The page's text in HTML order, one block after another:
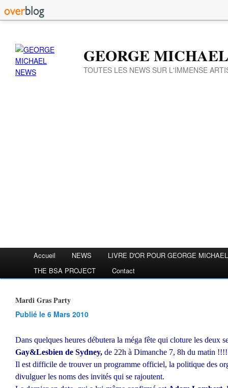
GEORGE
TOUTES LES NEWS SUR L'IMMENSE
Accueil NEWS
LIVRE D'OR POUR GEORGE MICHAEL
THE BSA PROJECT
Contact
Mardi Gras Party
Publié le 6 Mars 2010
Dans quelques heures débutera la méga fête qui cloture les deux
Gay&Lesbien de Sydney, de 22h à Dimanche 7, 8h du matin !!!!
Il est difficile de trouver un programme officiel, la politique des
divulguer les noms des invités qui se rajoutent.